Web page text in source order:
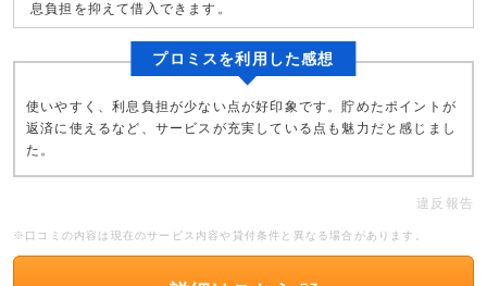
息負担を抑えて借入できます。
プロミスを利用した感想
使いやすく、利息負担が少ない点が好印象です。貯めたポイントが
返済に使えるなど、サービスが充実している点も魅力だと感じまし
た。
違反報告
※口コミの内容は現在のサービス内容や貸付条件と異なる場合があります。